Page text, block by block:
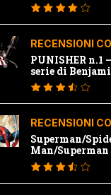
RECENSIONI
PUNISHER n.1
serie di
RECENSIONI
Superman/
Man/
Marvel e Dc |